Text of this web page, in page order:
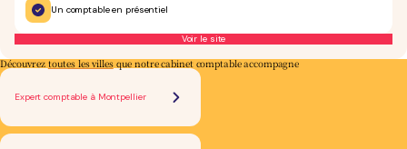
Un comptable en présentiel
Voir le site
Découvreztoutes les villesque notre cabinet comptable accompagne
Expert comptable à Montpellier